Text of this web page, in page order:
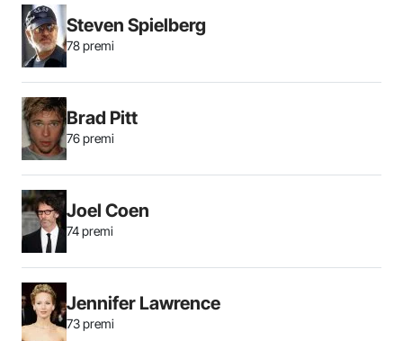
Steven Spielberg
78 premi
Brad Pitt
76 premi
Joel Coen
74 premi
Jennifer Lawrence
73 premi